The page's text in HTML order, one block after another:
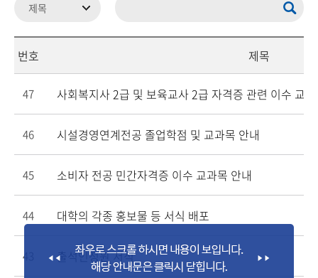
번호 제목
47 사회복지사 2급 및 보육교사 2급 자격증 관련 이수 교
46 시설경영연계전공 졸업학점 및 교과목 안내
45 소비자 전공 민간자격증 이수 교과목 안내
44 대학의 각종 홍보물 등 서식 배포
43 출석인정원 서식